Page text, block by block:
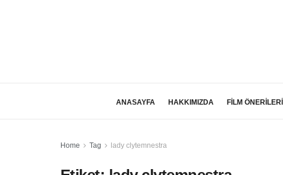
ANASAYFA HAKKIMIZDA FİLM ÖNERİLERİ
Home Tag lady clytemnestra